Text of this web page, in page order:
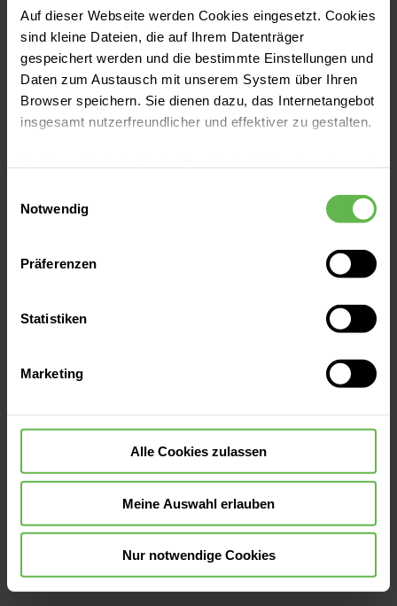
Auf dieser Webseite werden Cookies eingesetzt. Cookies
sind kleine Dateien, die auf Ihrem Datenträger
gespeichert werden und die bestimmte Einstellungen und
Daten zum Austausch mit unserem System über Ihren
Browser speichern. Sie dienen dazu, das Internetangebot
insgesamt nutzerfreundlicher und effektiver zu gestalten.
eingesetzt werden.
Es steht Ihnen frei, unsere Seite mit nur den notwendigen
Cookies zu benutzen, eine individuelle Auswahl
oder durch Auswahl von „Alle Cookies akzeptieren“ in die
widerrufen.
Notwendig
Präferenzen
Statistiken
Marketing
Alle Cookies zulassen
Meine Auswahl erlauben
Nur notwendige Cookies
Bestätigen Sie die Allgemeinen
Nutzungsbedingungen von
"TheCloud".
kostenfreien Nutzung zur